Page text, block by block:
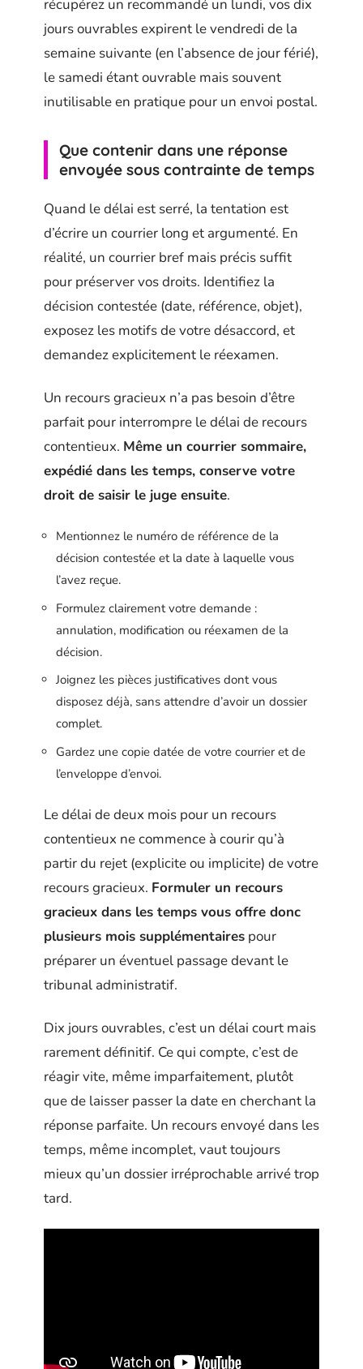
récupérez un recommandé un lundi, vos dix
jours ouvrables expirent le vendredi de la
semaine suivante (en l’absence de jour férié),
le samedi étant ouvrable mais souvent
inutilisable en pratique pour un envoi postal.
Que contenir dans une réponse
envoyée sous contrainte de temps
Quand le délai est serré, la tentation est
d’écrire un courrier long et argumenté. En
réalité, un courrier bref mais précis suffit
pour préserver vos droits. Identifiez la
décision contestée (date, référence, objet),
exposez les motifs de votre désaccord, et
demandez explicitement le réexamen.
Un recours gracieux n’a pas besoin d’être
parfait pour interrompre le délai de recours
contentieux. Même un courrier sommaire,
expédié dans les temps, conserve votre
droit de saisir le juge ensuite.
Mentionnez le numéro de référence de la
décision contestée et la date à laquelle vous
l’avez reçue.
Formulez clairement votre demande :
annulation, modification ou réexamen de la
décision.
Joignez les pièces justificatives dont vous
disposez déjà, sans attendre d’avoir un dossier
complet.
Gardez une copie datée de votre courrier et de
l’enveloppe d’envoi.
Le délai de deux mois pour un recours
contentieux ne commence à courir qu’à
partir du rejet (explicite ou implicite) de votre
recours gracieux. Formuler un recours
gracieux dans les temps vous offre donc
plusieurs mois supplémentaires pour
préparer un éventuel passage devant le
tribunal administratif.
Dix jours ouvrables, c’est un délai court mais
rarement définitif. Ce qui compte, c’est de
réagir vite, même imparfaitement, plutôt
que de laisser passer la date en cherchant la
réponse parfaite. Un recours envoyé dans les
temps, même incomplet, vaut toujours
mieux qu’un dossier irréprochable arrivé trop
tard.